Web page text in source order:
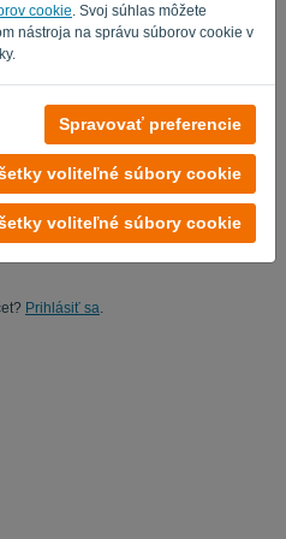
cookie . Svoj súhlas môžete
nástroja na správu súborov cookie v
Spravovať preferencie
voliteľné súbory cookie
voliteľné súbory cookie
správy..
aktualizácie.
skúšobnú verziu
bez záväzkov
Prihlásiť sa.